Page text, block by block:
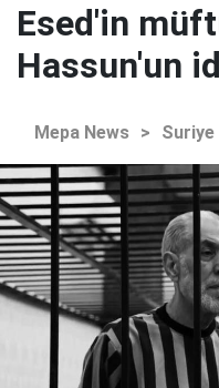
Esed'in
Hassun'un
Mepa News > Suriye